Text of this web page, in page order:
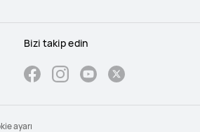
Bizi takip edin
ayarı